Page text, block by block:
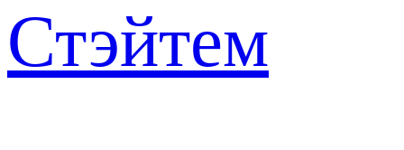
Стэйтем